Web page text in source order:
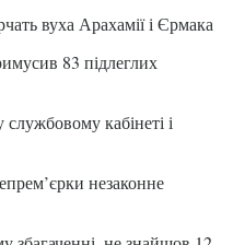
вуха Арахамії і Єрмака
83 підлеглих
кабінеті і
незаконне